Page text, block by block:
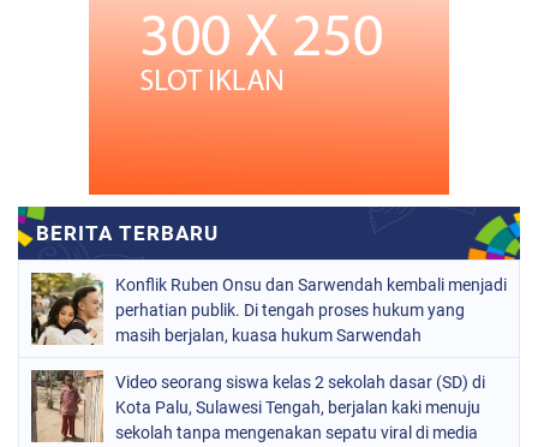
Konflik Ruben Onsu dan Sarwendah kembali menjadi
perhatian publik. Di tengah proses hukum yang
masih berjalan, kuasa hukum Sarwendah
Video seorang siswa kelas 2 sekolah dasar (SD) di
Kota Palu, Sulawesi Tengah, berjalan kaki menuju
sekolah tanpa mengenakan sepatu viral di media